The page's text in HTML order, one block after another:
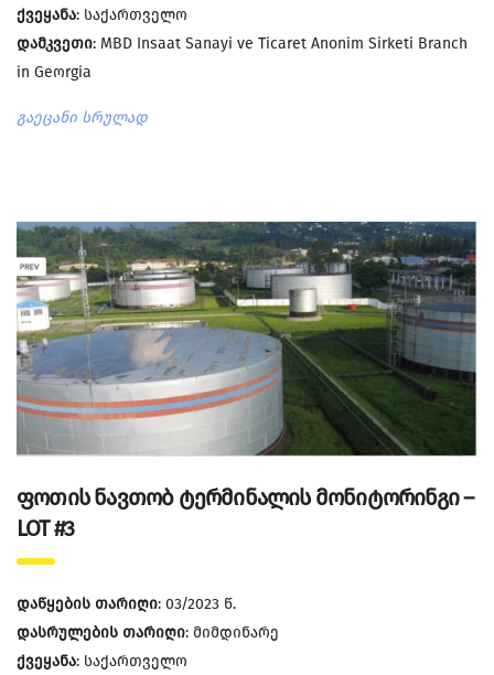
ქვეყანა: საქართველო
დამკვეთი: MBD Insaat Sanayi ve Ticaret Anonim Sirketi Branch
in Geოrgia
გაეცანი სრულად
ფოთის ნავთობ ტერმინალის მონიტორინგი –
LOT #3
დაწყების თარიღი: 03/2023 წ.
დასრულების თარიღი: მიმდინარე
ქვეყანა: საქართველო